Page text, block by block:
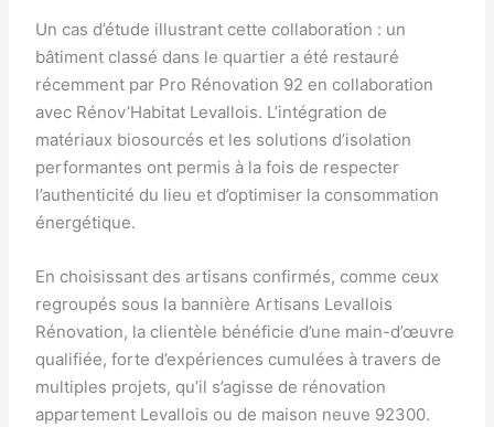
Un cas d’étude illustrant cette collaboration : un
bâtiment classé dans le quartier a été restauré
récemment par Pro Rénovation 92 en collaboration
avec Rénov’Habitat Levallois. L’intégration de
matériaux biosourcés et les solutions d’isolation
performantes ont permis à la fois de respecter
l’authenticité du lieu et d’optimiser la consommation
énergétique.
En choisissant des artisans confirmés, comme ceux
regroupés sous la bannière Artisans Levallois
Rénovation, la clientèle bénéficie d’une main-d’œuvre
qualifiée, forte d’expériences cumulées à travers de
multiples projets, qu’il s’agisse de rénovation
appartement Levallois ou de maison neuve 92300.